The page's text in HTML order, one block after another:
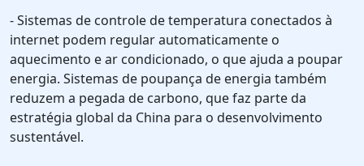
- Sistemas de controle de temperatura conectados à
internet podem regular automaticamente o
aquecimento e ar condicionado, o que ajuda a poupar
energia. Sistemas de poupança de energia também
reduzem a pegada de carbono, que faz parte da
estratégia global da China para o desenvolvimento
sustentável.